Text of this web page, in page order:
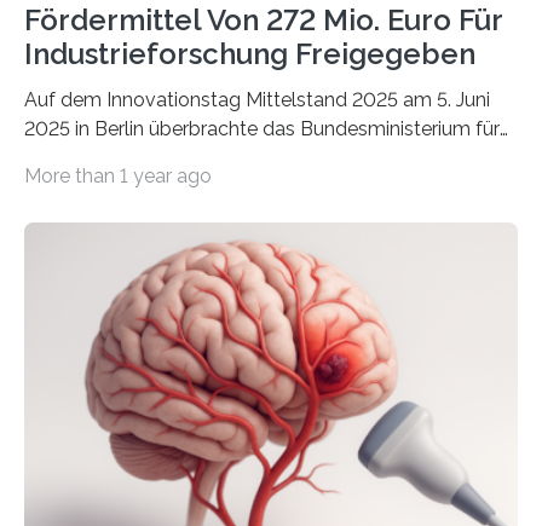
Fördermittel Von 272 Mio. Euro Für
Industrieforschung Freigegeben
Auf dem Innovationstag Mittelstand 2025 am 5. Juni
2025 in Berlin überbrachte das Bundesministerium für
Überplanmäßige Verpflichtungsermächtigungen in
Woche vom Haushaltsausschuss freigegeben – unter
anderem zur Unterstützung der
Industrieforschungsprogramme Industrielle
Gemeinschaftsforschung (IGF), Zentrales
Innovationsprogramm Mittelstand (ZIM) und
Innovationskompetenz INNO-KOM. Auf dem
Innovationstag Mittelstand 2025 am 5. Juni 2025 in
Berlin überbrachte das Bundesministerium für
Wirtschaft und Energie eine gute Nachricht:
Überplanmäßige Verpflichtungsermächtigungen in
More than 1 year ago